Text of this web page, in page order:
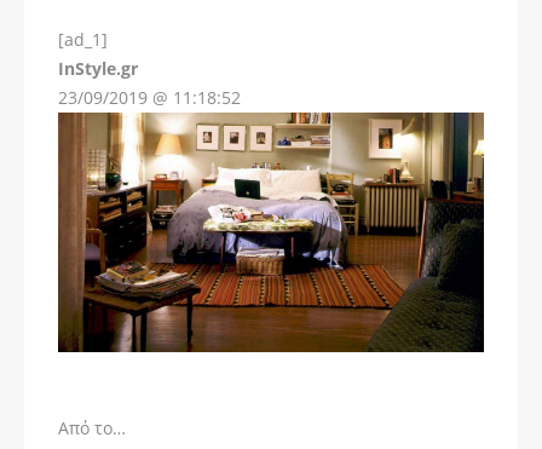
[ad_1]
InStyle.gr
23/09/2019 @ 11:18:52
Από το…